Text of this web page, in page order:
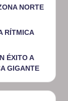
NORTE
RÍTMICA
ÉXITO A
GIGANTE